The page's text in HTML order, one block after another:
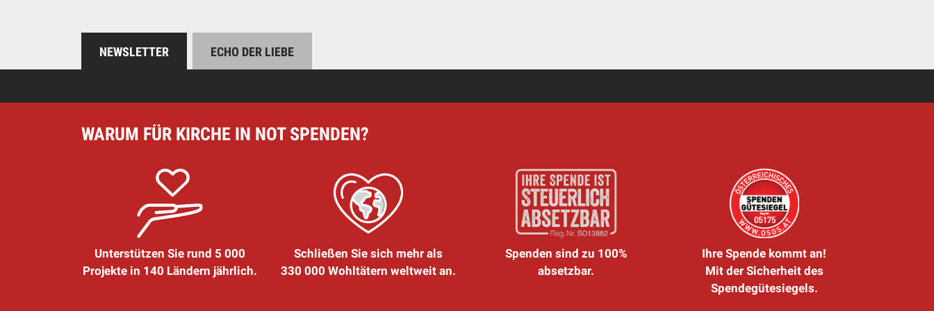
NEWSLETTER ECHO DER LIEBE
WARUM FÜR KIRCHE IN NOT SPENDEN?
Unterstützen Sie rund 5 000
Projekte in 140 Ländern jährlich.
Schließen Sie sich mehr als
330 000 Wohltätern weltweit an.
Spenden sind zu 100%
absetzbar.
Ihre Spende kommt an!
Mit der Sicherheit des
Spendegütesiegels.